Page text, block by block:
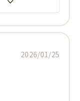
2026/01/25